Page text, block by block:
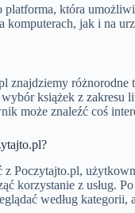
platforma, która
komputerach, jak i na
znajdziemy różnorodne
książek z zakresu
może znaleźć coś
z Poczytajto.pl,
korzystanie z usług.
według kategorii,